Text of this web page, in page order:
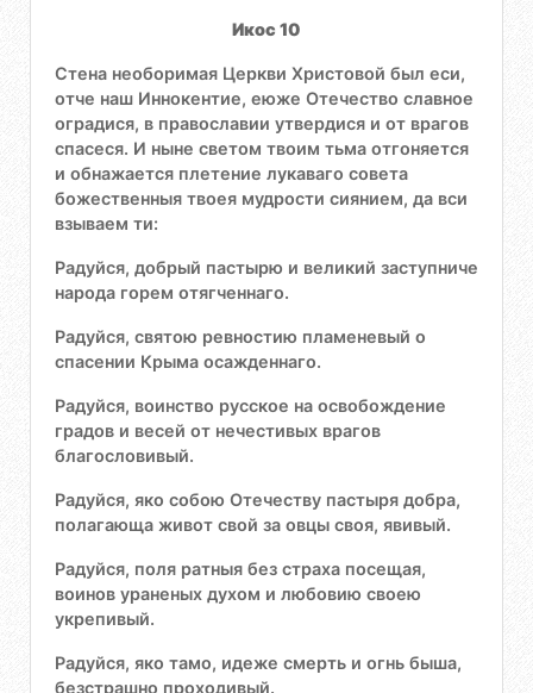
Икос 10
Стена необоримая Церкви Христовой был еси,
отче наш Иннокентие, еюже Отечество славное
оградися, в православии утвердися и от врагов
спасеся. И ныне светом твоим тьма отгоняется
и обнажается плетение лукаваго совета
божественныя твоея мудрости сиянием, да вси
взываем ти:
Радуйся, добрый пастырю и великий заступниче
народа горем отягченнаго.
Радуйся, святою ревностию пламеневый о
спасении Крыма осажденнаго.
Радуйся, воинство русское на освобождение
градов и весей от нечестивых врагов
благословивый.
Радуйся, яко собою Отечеству пастыря добра,
полагающа живот свой за овцы своя, явивый.
Радуйся, поля ратныя без страха посещая,
воинов ураненых духом и любовию своею
укрепивый.
Радуйся, яко тамо, идеже смерть и огнь быша,
безстрашно проходивый.